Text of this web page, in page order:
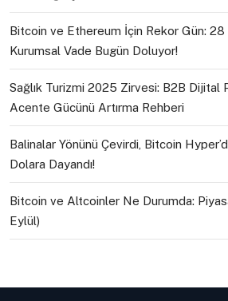
Bitcoin ve Ethereum İçin Rekor Gün: 28
Kurumsal Vade Bugün Doluyor!
Sağlık Turizmi 2025 Zirvesi: B2B Dijital
Acente Gücünü Artırma Rehberi
Balinalar Yönünü Çevirdi, Bitcoin
Dolara Dayandı!
Bitcoin ve Altcoinler Ne Durumda:
Eylül)